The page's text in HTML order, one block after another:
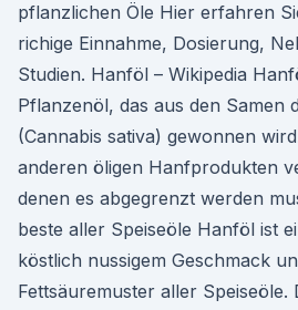
pflanzlichen Öle Hier erfahren
richige Einnahme, Dosierung,
Studien. Hanföl – Wikipedia
Pflanzenöl, das aus den Samen
(Cannabis sativa) gewonnen
anderen öligen Hanfprodukten
denen es abgegrenzt werden
beste aller Speiseöle Hanföl ist
köstlich nussigem Geschmack
Fettsäuremuster aller Speiseöle.